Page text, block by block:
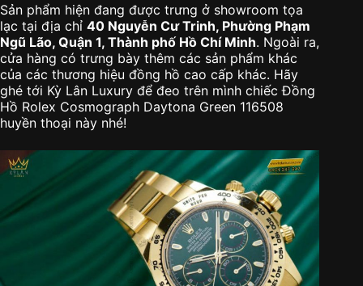
Sản phẩm hiện đang được trưng ở showroom tọa
lạc tại địa chỉ 40 Nguyễn Cư Trinh, Phường Phạm
Ngũ Lão, Quận 1, Thành phố Hồ Chí Minh. Ngoài ra,
cửa hàng có trưng bày thêm các sản phẩm khác
của các thương hiệu đồng hồ cao cấp khác. Hãy
ghé tới Kỳ Lân Luxury để đeo trên mình chiếc Đồng
Hồ Rolex Cosmograph Daytona Green 116508
huyền thoại này nhé!